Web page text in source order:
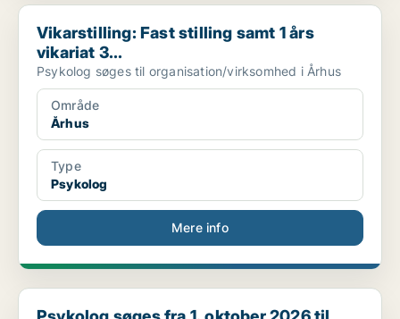
Vikarstilling: Fast stilling samt 1 års vikariat 3...
Vikarstilling: Fast stilling samt 1 års
vikariat 3...
Psykolog søges til organisation/virksomhed i Århus
Område
Århus
Type
Psykolog
Mere info
Psykolog søges fra 1. oktober 2026 til fuldtidssti...